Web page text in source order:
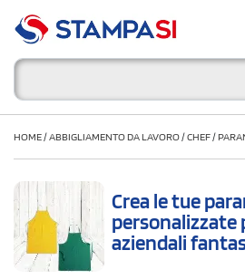
HOME/ABBIGLIAMENTO DA LAVORO/CHEF/
Crea le tue
personalizzate
aziendali